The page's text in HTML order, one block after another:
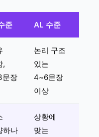
준 AL 수준
,
문장
논리 구조
있는
4~6문장
이상
하나
상황에
맞는